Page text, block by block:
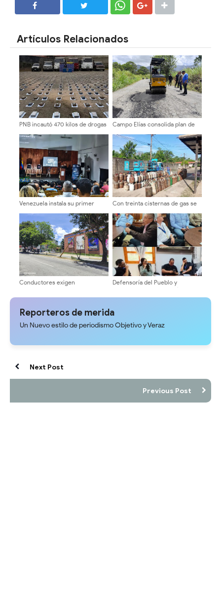
Artículos Relacionados
PNB incautó 470 kilos de drogas
Campo Elías consolida plan de
Montañita
Venezuela instala su primer
detector de astropartículas en
Con treinta cisternas de gas se
Conductores exigen
a punto de colapsar en la
Defensoría del Pueblo y
Concejo Municipal evalúan tarifa
del pasaje en Mérida
Reporteros de merida
Un Nuevo estilo de periodismo Objetivo y Veraz
Next Post
Previous Post